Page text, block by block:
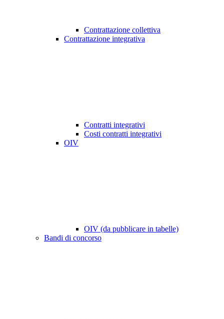
Contrattazione collettiva
Contrattazione integrativa
Contratti integrativi
Costi contratti integrativi
OIV
OIV (da pubblicare in tabelle)
Bandi di concorso